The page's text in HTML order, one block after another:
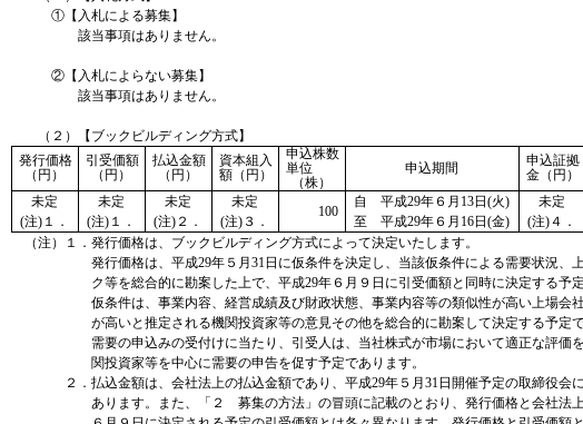
①【入札による募集】
該当事項はありません。
②【入札によらない募集】
該当事項はありません。
（２）【ブックビルディング方式】
発行価格
（円）
引受価額
（円）
払込金額
（円）
資本組入
額（円）
申込株数
単位
（株）
申込期間
申込証拠
金（円）
未定
(注)１．
未定
(注)１．
未定
(注)２．
未定
(注)３．
100
自 平成29年６月13日(火)
至 平成29年６月16日(金)
未定
(注)４．
（注）１．発行価格は、ブックビルディング方式によって決定いたします。
発行価格は、平成29年５月31日に仮条件を決定し、当該仮条件による需要状況、
ク等を総合的に勘案した上で、平成29年６月９日に引受価額と同時に決定する予定
仮条件は、事業内容、経営成績及び財政状態、事業内容等の類似性が高い上場会
が高いと推定される機関投資家等の意見その他を総合的に勘案して決定する予定で
需要の申込みの受付けに当たり、引受人は、当社株式が市場において適正な評価
関投資家等を中心に需要の申告を促す予定であります。
２．払込金額は、会社法上の払込金額であり、平成29年５月31日開催予定の取締役会
あります。また、「２ 募集の方法」の冒頭に記載のとおり、発行価格と会社法